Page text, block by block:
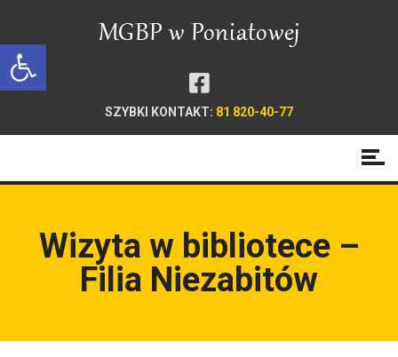
Open toolbar
SZYBKI KONTAKT: 81 820-40-77
Wizyta w bibliotece –
Filia Niezabitów